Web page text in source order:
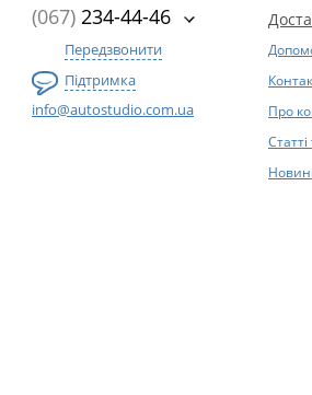
(067) 234-44-46
Передзвонити
Підтримка
info@autostudio.com.ua
Про